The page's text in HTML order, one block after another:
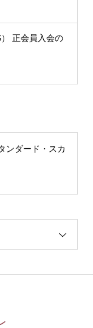
正会員入会の
ンダード・スカ